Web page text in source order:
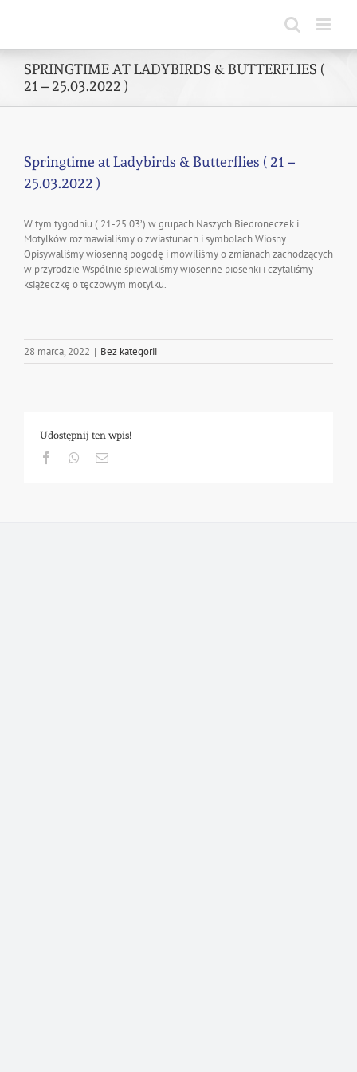
SPRINGTIME AT LADYBIRDS & BUTTERFLIES (
21 – 25.03.2022 )
Springtime at Ladybirds & Butterflies ( 21 –
25.03.2022 )
W tym tygodniu ( 21-25.03’) w grupach Naszych Biedroneczek i
Motylków rozmawialiśmy o zwiastunach i symbolach Wiosny.
Opisywaliśmy wiosenną pogodę i mówiliśmy o zmianach zachodzących
w przyrodzie Wspólnie śpiewaliśmy wiosenne piosenki i czytaliśmy
książeczkę o tęczowym motylku.
28 marca, 2022 | Bez kategorii
Udostępnij ten wpis!
FacebookWhatsapp
Email